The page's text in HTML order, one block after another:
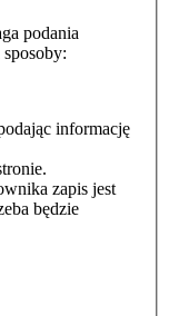
podania
informację
zapis jest
będzie